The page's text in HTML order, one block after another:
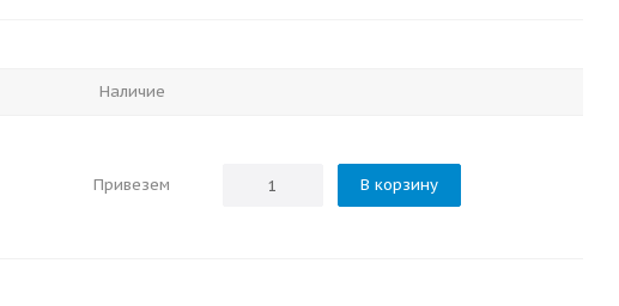
Наличие
Привезем В корзину